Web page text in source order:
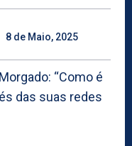
8 de Maio, 2025
“Como é
das suas redes